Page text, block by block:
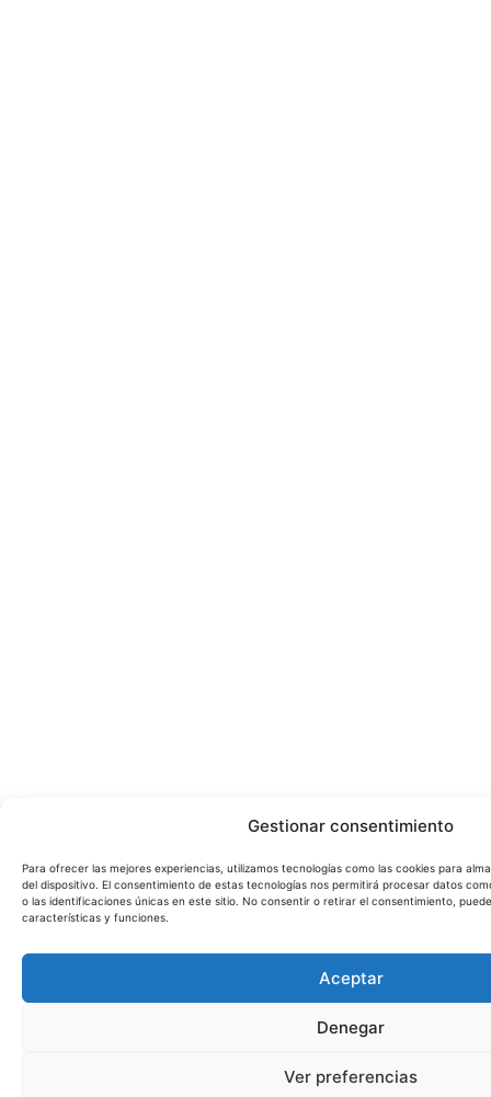
Gestionar consentimiento
Para ofrecer las mejores experiencias, utilizamos tecnologías como las cookies para
del dispositivo. El consentimiento de estas tecnologías nos permitirá procesar datos
o las identificaciones únicas en este sitio. No consentir o retirar el consentimiento,
características y funciones.
Aceptar
Denegar
Ver preferencias